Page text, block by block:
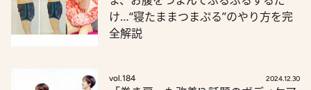
け…“寝たままつまぷる”のやり方を完
全解説
vol.184 2024.12.30